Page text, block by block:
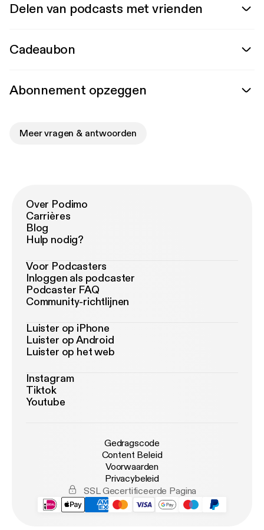
Delen van podcasts met vrienden
Cadeaubon
Abonnement opzeggen
Meer vragen & antwoorden
Over Podimo
Carrières
Blog
Hulp nodig?
Voor Podcasters
Inloggen als podcaster
Podcaster FAQ
Community-richtlijnen
Luister op iPhone
Luister op Android
Luister op het web
Instagram
Tiktok
Youtube
Gedragscode
Content Beleid
Voorwaarden
Privacybeleid
SSL Gecertificeerde Pagina